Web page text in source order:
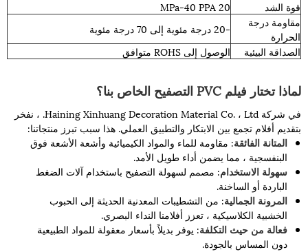
قوة الشد
20 MPa-40 PPA
مقاومة درجة
الحرارة
-20 درجة مئوية إلى 70 درجة مئوية
الصداقة البيئية
الوصول إلى ROHS متوافق
لماذا تختار فيلم PVC التصفيح الخاص بنا؟
في شركة Haining Xinhuang Decoration Material Co. ، Ltd. ، نفخر
بتقديم أفلام تجمع بين الابتكار والتطبيق العملي. هذا سبب تبرز منتجاتنا:
المتانة الفائقة: مقاومة للماء والمواد الكيميائية وأشعة الأشعة فوق
البنفسجية ، مما يضمن أداء طويل الأمد.
سهولة الاستخدام: مصمم لسهولة التصفيح باستخدام آلات الضغط
الباردة أو الساخنة.
المرونة الجمالية: من التشطيبات المعدنية الحديثة إلى الحبوب
الخشبية الكلاسيكية ، تعزز أفلامنا النداء البصري.
فعالة من حيث التكلفة: يوفر بديلاً بأسعار معقولة للمواد الطبيعية
دون المساس بالجودة.